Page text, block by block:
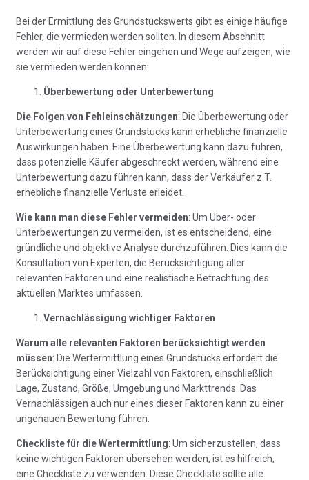
Bei der Ermittlung des Grundstückswerts gibt es einige häufige
Fehler, die vermieden werden sollten. In diesem Abschnitt
werden wir auf diese Fehler eingehen und Wege aufzeigen, wie
sie vermieden werden können:
Überbewertung oder Unterbewertung
Die Folgen von Fehleinschätzungen: Die Überbewertung oder
Unterbewertung eines Grundstücks kann erhebliche finanzielle
Auswirkungen haben. Eine Überbewertung kann dazu führen,
dass potenzielle Käufer abgeschreckt werden, während eine
Unterbewertung dazu führen kann, dass der Verkäufer z.T.
erhebliche finanzielle Verluste erleidet.
Wie kann man diese Fehler vermeiden: Um Über- oder
Unterbewertungen zu vermeiden, ist es entscheidend, eine
gründliche und objektive Analyse durchzuführen. Dies kann die
Konsultation von Experten, die Berücksichtigung aller
relevanten Faktoren und eine realistische Betrachtung des
aktuellen Marktes umfassen.
Vernachlässigung wichtiger Faktoren
Warum alle relevanten Faktoren berücksichtigt werden
müssen: Die Wertermittlung eines Grundstücks erfordert die
Berücksichtigung einer Vielzahl von Faktoren, einschließlich
Lage, Zustand, Größe, Umgebung und Markttrends. Das
Vernachlässigen auch nur eines dieser Faktoren kann zu einer
ungenauen Bewertung führen.
Checkliste für die Wertermittlung: Um sicherzustellen, dass
keine wichtigen Faktoren übersehen werden, ist es hilfreich,
eine Checkliste zu verwenden. Diese Checkliste sollte alle